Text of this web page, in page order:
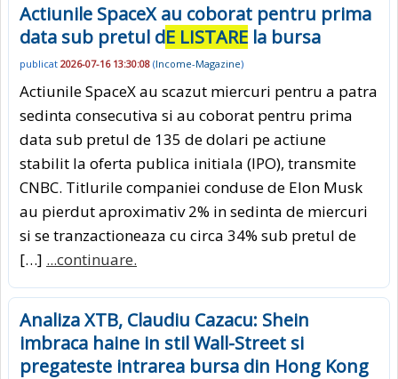
Actiunile SpaceX au coborat pentru prima
data sub pretul dE LISTARE la bursa
publicat 2026-07-16 13:30:08 (Income-Magazine)
Actiunile SpaceX au scazut miercuri pentru a patra
sedinta consecutiva si au coborat pentru prima
data sub pretul de 135 de dolari pe actiune
stabilit la oferta publica initiala (IPO), transmite
CNBC. Titlurile companiei conduse de Elon Musk
au pierdut aproximativ 2% in sedinta de miercuri
si se tranzactioneaza cu circa 34% sub pretul de
[…] ...continuare.
Analiza XTB, Claudiu Cazacu: Shein
imbraca haine in stil Wall-Street si
pregateste intrarea bursa din Hong Kong